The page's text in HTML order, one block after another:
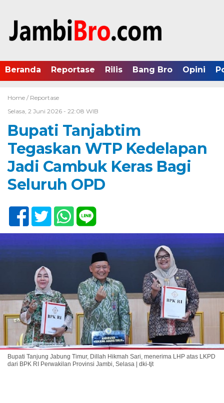
Beranda Reportase Rilis Bang Bro Opini
Home / Reportase
Selasa, 2 Juni 2026 - 22:08 WIB
Bupati Tanjabtim
Tegaskan WTP Kedelapan
Jadi Cambuk Keras Bagi
Seluruh OPD
Bupati Tanjung Jabung Timur, Dillah Hikmah Sari, menerima LHP atas LKPD
dari BPK RI Perwakilan Provinsi Jambi, Selasa | dki-tjt